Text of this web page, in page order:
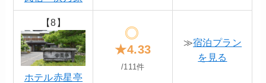
【8】
ホテル赤星亭
★4.33
/111件
≫宿泊プラン
を見る